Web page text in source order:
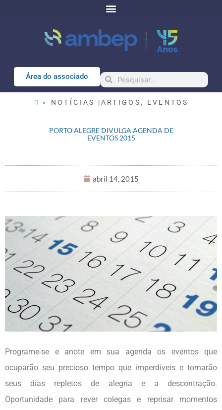
Área do associado
« NOTÍCIAS |ARTIGOS , EVENTOS
PORTO ALEGRE DIVULGA AGENDA DE
EVENTOS 2015
abril 14, 2015
Programe-se e anote em sua agenda os eventos que
ocuparão seu precioso tempo que imperdíveis e tornarão
seus dias repletos de alegria e a descontração.
Oportunidade para rever colegas e reprisar momentos